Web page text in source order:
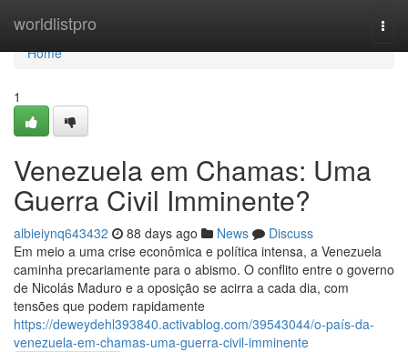
worldlistpro
Home
Home
1
Venezuela em Chamas: Uma
Guerra Civil Imminente?
albieiynq643432 88 days ago News
Discuss
Em meio a uma crise econômica e política intensa, a Venezuela
caminha precariamente para o abismo. O conflito entre o governo
de Nicolás Maduro e a oposição se acirra a cada dia, com
tensões que podem rapidamente
https://deweydehl393840.activablog.com/39543044/o-país-da-
venezuela-em-chamas-uma-guerra-civil-imminente